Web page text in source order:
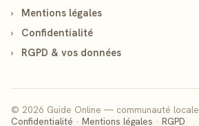
›
Mentions légales
›
Confidentialité
›
RGPD & vos données
© 2026 Guide Online — communauté locale
Confidentialité · Mentions légales · RGPD